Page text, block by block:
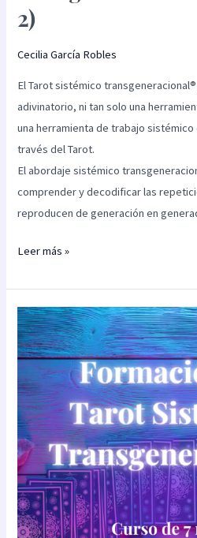
2)
Cecilia García Robles
El Tarot sistémico
adivinatorio, ni tan solo una
una herramienta de trabajo
través del Tarot.
El abordaje sistémico
comprender y decodificar las
reproducen de generación en
Leer más »
Tarot
sistémico
transgeneracional®
(Parte
1
de
2)